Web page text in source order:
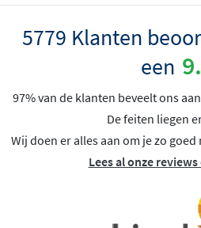
5779 Klanten
een
97% van de klanten beveelt ons
De feiten liegen
Wij doen er alles aan om je zo
Lees al onze